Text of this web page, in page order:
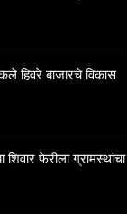
हिवरे बाजारचे विकास
शिवार फेरीला ग्रामस्थांचा